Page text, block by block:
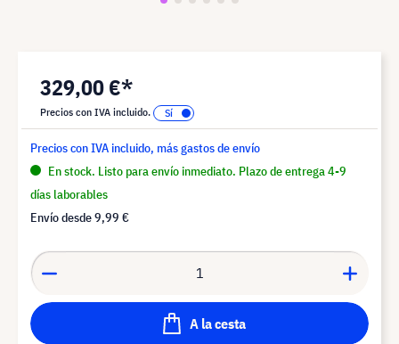
329,00 €*
Precios con IVA incluido.
Precios con IVA incluido, más gastos de envío
En stock. Listo para envío inmediato. Plazo de entrega 4-9
días laborables
Envío desde9,99 €
A la cesta